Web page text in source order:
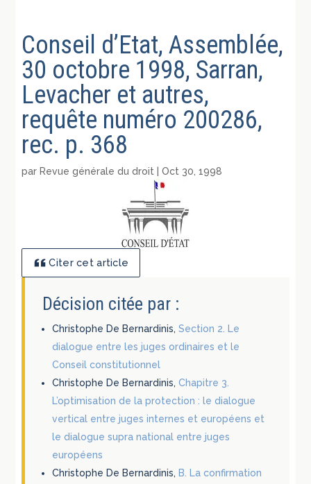
Conseil d’Etat, Assemblée,
30 octobre 1998, Sarran,
Levacher et autres,
requête numéro 200286,
rec. p. 368
par Revue générale du droit |Oct 30, 1998
Citer cet article
Décision citée par :
Christophe De Bernardinis,Section 2. Le
dialogue entre les juges ordinaires et le
Conseil constitutionnel
Christophe De Bernardinis,Chapitre 3.
L’optimisation de la protection : le dialogue
vertical entre juges internes et européens et
le dialogue supra national entre juges
européens
Christophe De Bernardinis,B. La confirmation